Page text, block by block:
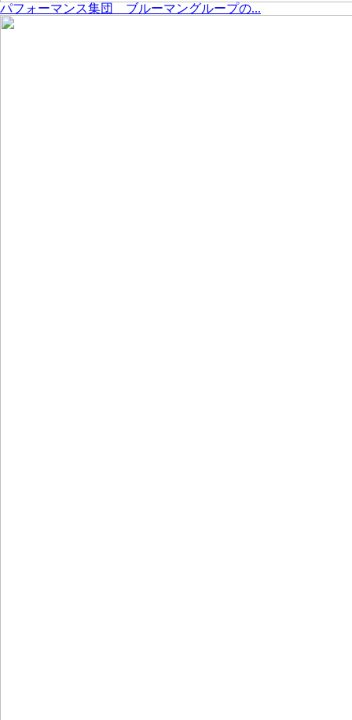
パフォーマンス集団 ブルーマングループの...